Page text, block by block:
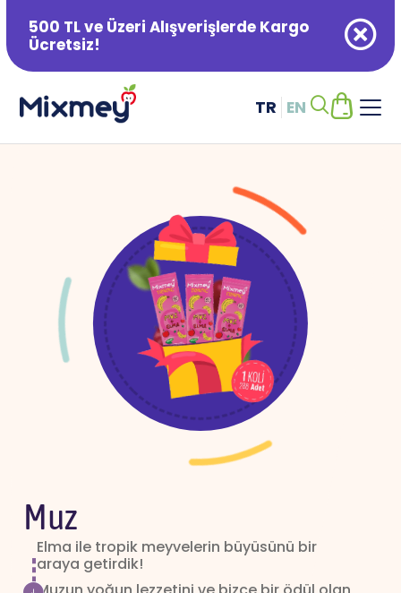
500 TL ve Üzeri Alışverişlerde Kargo
Ücretsiz!
TR EN
Muz
Elma ile tropik meyvelerin büyüsünü bir
araya getirdik!